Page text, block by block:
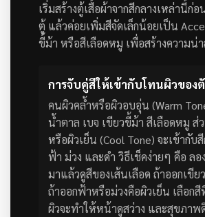
เริ่มสร้างตู้เสื้อผ้าจากสีกลางเหล่านี้ก่
ตู้ แล้วค่อยเพิ่มสีจัดเล็กน้อยเป็น
ขี้ม้า หรือสีเลือดหมู เพื่อสร้างความน่
การจับคู่สีให้เข้ากับโทนผิวของตั
คนผิวคล้ำหรือผิวอบอุ่น (Warm
น้ำตาล เบจ เขียวขี้ม้า สีเลือดหมู ส่
หรือผิวเย็น (Cool Tone) จะเข้ากับ
ฟ้า ม่วง และดำ วิธีเช็คง่ายๆ คือ ล
มาแล้วดูสีของเส้นเลือด ถ้าออกเขี
ถ้าออกฟ้าหรือม่วงคือผิวเย็น เลือก
ผิวจะทำให้หน้าดูสว่าง และสุขภาพ